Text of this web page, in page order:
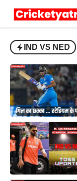
IND VS NED